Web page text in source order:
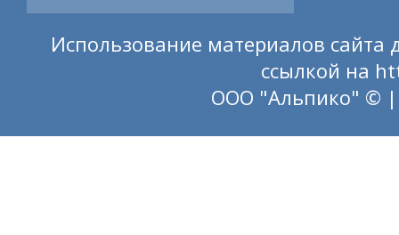
Использование материалов сайта
ссылкой на
ООО "Альпико" © |